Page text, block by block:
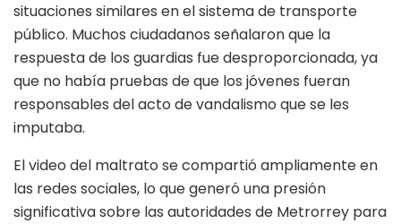
situaciones similares en el sistema de transporte
público. Muchos ciudadanos señalaron que la
respuesta de los guardias fue desproporcionada, ya
que no había pruebas de que los jóvenes fueran
responsables del acto de vandalismo que se les
imputaba.
El video del maltrato se compartió ampliamente en
las redes sociales, lo que generó una presión
significativa sobre las autoridades de Metrorrey para